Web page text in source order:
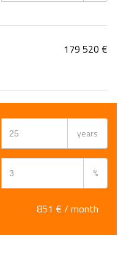
179 520 €
years
%
851 € / month